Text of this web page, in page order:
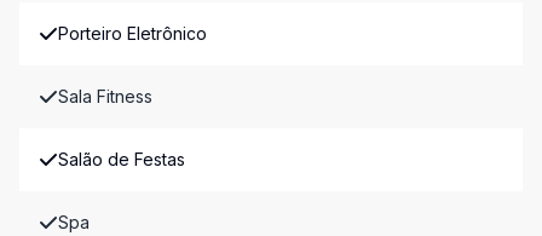
Porteiro Eletrônico
Sala Fitness
Salão de Festas
Spa